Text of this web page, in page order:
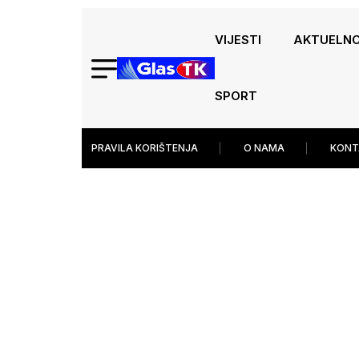
VIJESTI
SPORT
PRAVILA KORIŠTENJA O NAMA